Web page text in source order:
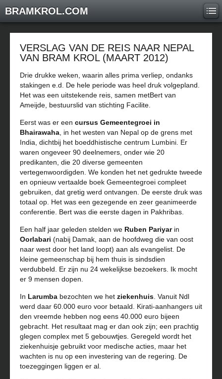
BRAMKROL.COM
VERSLAG VAN DE REIS NAAR NEPAL
VAN BRAM KROL (MAART 2012)
Drie drukke weken, waarin alles prima verliep, ondanks
stakingen e.d. De hele periode was heel druk volgepland.
Het was een uitstekende reis, samen metBert van
Ameijde, bestuurslid van stichting Facilite.
Eerst was er een cursus Gemeentegroei in
Bhairawaha , in het westen van Nepal op de grens met
India, dichtbij het boeddhistische centrum Lumbini. Er
waren ongeveer 90 deelnemers, onder wie 20
predikanten, die 20 diverse gemeenten
vertegenwoordigden. We konden het net gedrukte tweede
en opnieuw vertaalde boek Gemeentegroei compleet
gebruiken, dat gretig werd ontvangen. De eerste druk was
totaal op. Het was een gezegende en zeer geanimeerde
conferentie. Bert was die eerste dagen in Pakhribas.
Een half jaar geleden stelden we Ruben Pariyarin
Oorlabari (nabij Damak, aan de hoofdweg die van oost
naar west door het land loopt) aan als evangelist. De
kleine gemeenschap bij hem thuis is sindsdien
verdubbeld. Er zijn nu 24 wekelijkse bezoekers. Ik mocht
er 9 mensen dopen.
In Larumba bezochten we het ziekenhuis . Vanuit Ndl
werd daar 60.000 euro voor betaald. Kirati-aanhangers uit
den vreemde hebben nog eens 40.000 euro bijeen
gebracht. Het resultaat mag er dan ook zijn; een prachtig
glegen complex met 5 gebouwtjes. Geregeld wordt het
ziekenhuisje gebruikt voor medische acties, maar het
wachten is nu op een investering van de regering. De
toezeggingen liggen er al.